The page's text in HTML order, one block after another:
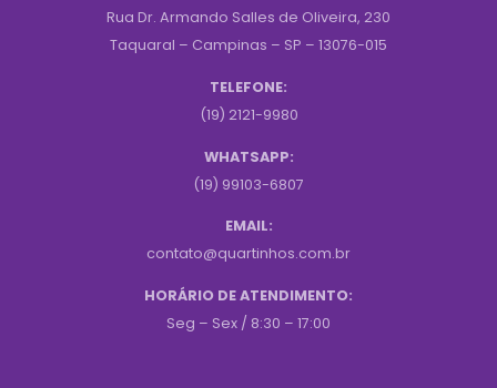
Rua Dr. Armando Salles de Oliveira, 230
Taquaral – Campinas – SP – 13076-015
TELEFONE:
(19) 2121-9980
WHATSAPP:
(19) 99103-6807
EMAIL:
contato@quartinhos.com.br
HORÁRIO DE ATENDIMENTO:
Seg – Sex / 8:30 – 17:00